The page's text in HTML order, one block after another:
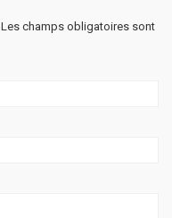
Les champs obligatoires sont